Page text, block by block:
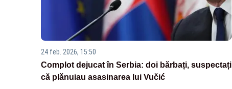
24 feb. 2026, 15:50
Complot dejucat în Serbia: doi bărbați, suspectați
că plănuiau asasinarea lui Vučić